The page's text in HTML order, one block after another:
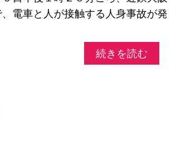
電車と人が接触する人身事故が発
続きを読む